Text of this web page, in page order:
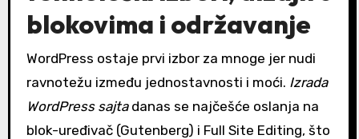
blokovima i održavanje
WordPress ostaje prvi izbor za mnoge jer nudi
ravnotežu između jednostavnosti i moći. Izrada
WordPress sajtadanas se najčešće oslanja na
blok-uređivač (Gutenberg) i Full Site Editing, što